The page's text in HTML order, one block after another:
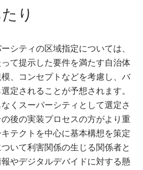
り
シティの区域指定については、
て提示した要件を満たす自治体
、コンセプトなどを考慮し、バ
定されることが予想されます。
くスーパーシティとして選定さ
後の実装プロセスの方がより重
テクトを中心に基本構想を策定
いて利害関係の生じる関係者と
やデジタルデバイドに対する懸